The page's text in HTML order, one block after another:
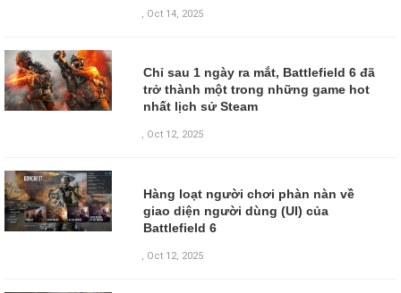
, Oct 14, 2025
Chỉ sau 1 ngày ra mắt, Battlefield 6 đã
trở thành một trong những game hot
nhất lịch sử Steam
, Oct 12, 2025
Hàng loạt người chơi phàn nàn về
giao diện người dùng (UI) của
Battlefield 6
, Oct 12, 2025